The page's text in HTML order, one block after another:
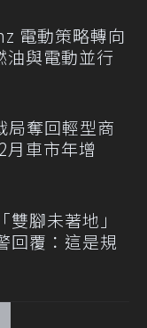
電動策略轉向
油與電動並行
局奪回輕型商
月車市年增
腳未著地」
回覆：這是規